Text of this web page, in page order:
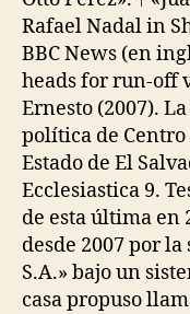
Rafael Nadal in
BBC News (en
heads for run-off
Ernesto (2007).
política de Centro
Estado de El
Ecclesiastica 9.
de esta última en
desde 2007 por
S.A.» bajo un
casa propuso